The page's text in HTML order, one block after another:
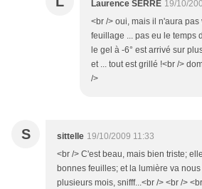
Laurence SERRE 19/10/
<br /> oui, mais il n'aura
feuillage ... pas eu le temps
le gel à -6° est arrivé sur
et ... tout est grillé !<br />
/>
S sittelle 19/10/2009 11:33
<br /> C'est beau, mais bien triste;
bonnes feuilles; et la lumière va
plusieurs mois, snifff...<br /> <br />